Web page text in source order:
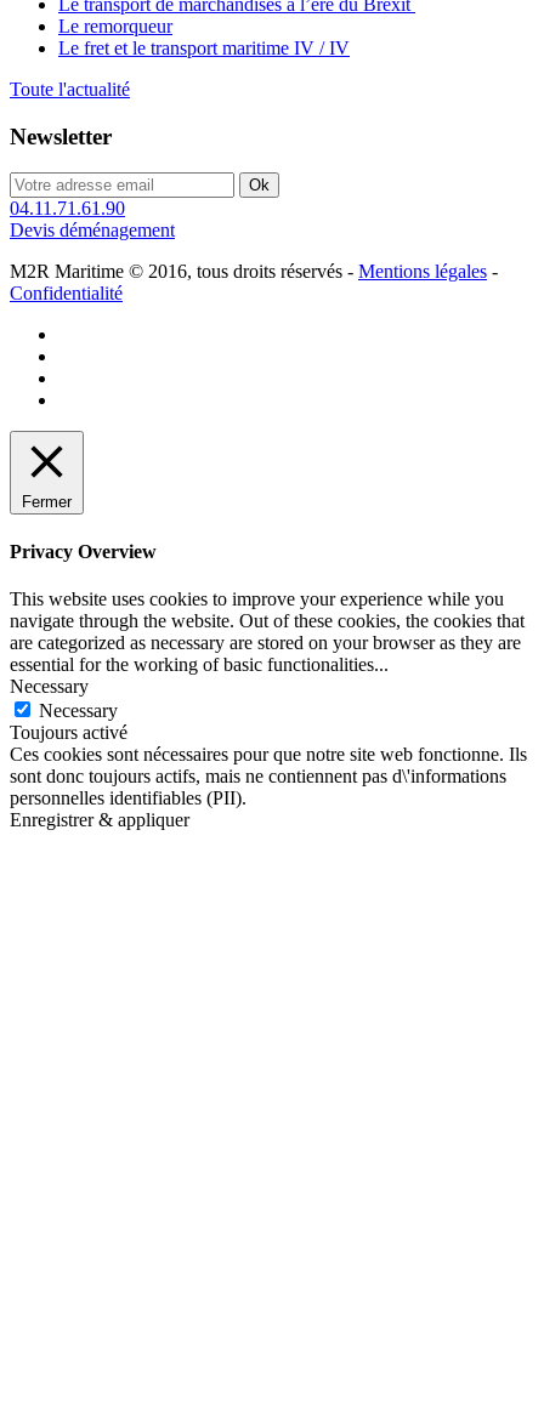
Le remorqueur
Le fret et le transport maritime IV / IV
Toute l'actualité
Newsletter
04.11.71.61.90
Devis déménagement
M2R Maritime © 2016, tous droits réservés - Mentions légales -
Confidentialité
Fermer
Privacy Overview
This website uses cookies to improve your experience while you
navigate through the website. Out of these cookies, the cookies that
are categorized as necessary are stored on your browser as they are
essential for the working of basic functionalities...
Necessary
Necessary
Toujours activé
Ces cookies sont nécessaires pour que notre site web fonctionne. Ils
sont donc toujours actifs, mais ne contiennent pas d\'informations
personnelles identifiables (PII).
Enregistrer & appliquer